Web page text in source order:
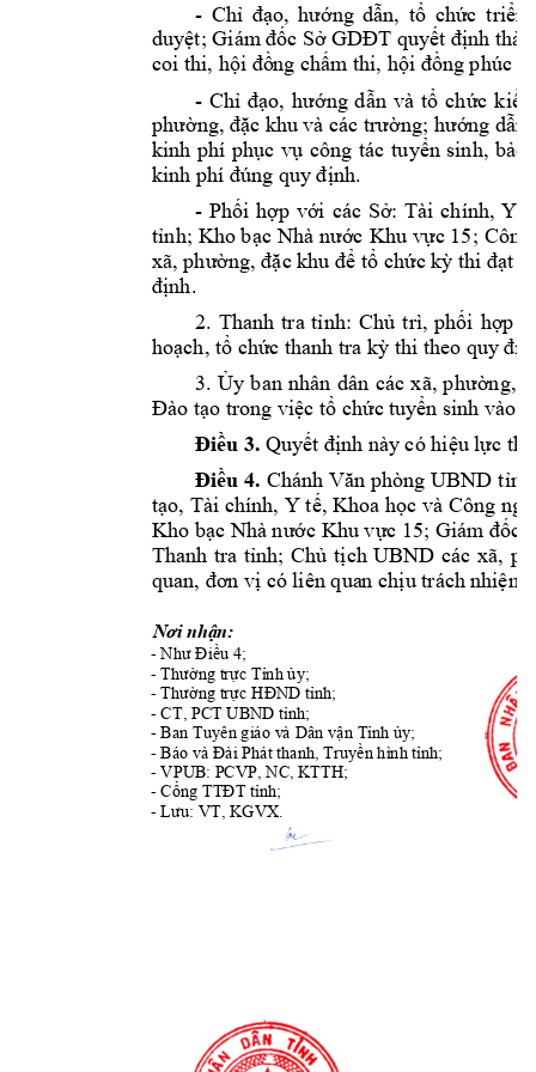
- Chỉ đạo, hướng dẫn, tổ chức triển
duyệt; Giám đốc Sở GDĐT quyết định
coi thi, hội đồng chấm thi, hội đồng phúc
- Chỉ đạo, hướng dẫn và tổ chức
phường, đặc khu và các trường; hướng dẫn
kinh phí phục vụ công tác tuyển sinh, bảo
kinh phí đúng quy định.
- Phối hợp với các Sở: Tài chính, Y
tỉnh; Kho bạc Nhà nước Khu vực 15;
xã, phường, đặc khu để tổ chức kỳ thi đạt
định.
2. Thanh tra tỉnh: Chủ trì, phối hợp
hoạch, tổ chức thanh tra kỳ thi theo quy
3. Ủy ban nhân dân các xã, phường,
Đào tạo trong việc tổ chức tuyển sinh vào
Điều 3. Quyết định này có hiệu lực thi
Điều 4. Chánh Văn phòng UBND
tạo, Tài chính, Y tế, Khoa học và Công
Kho bạc Nhà nước Khu vực 15; Giám đốc
Thanh tra tỉnh; Chủ tịch UBND các xã,
quan, đơn vị có liên quan chịu trách nhiệm
Nơi nhận:
- Như Điều 4;
- Thường trực Tỉnh ủy;
- Thường trực HĐND tỉnh;
- CT, PCT UBND tỉnh;
- Ban Tuyên giáo và Dân vận Tỉnh ủy;
- Báo và Đài Phát thanh, Truyền hình tỉnh;
- VPUB: PCVP, NC, KTTH;
- Cổng TTĐT tỉnh;
- Lưu: VT, KGVX.